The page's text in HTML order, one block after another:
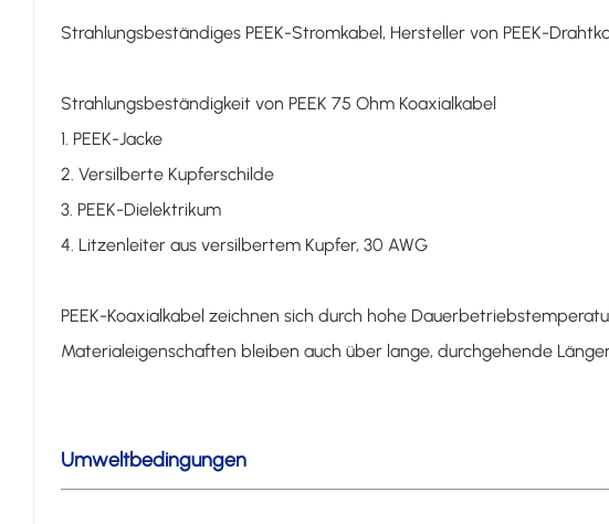
Strahlungsbeständiges PEEK-Stromkabel, Hersteller von PEEK-
Strahlungsbeständigkeit von PEEK 75 Ohm Koaxialkabel
1. PEEK-Jacke
2. Versilberte Kupferschilde
3. PEEK-Dielektrikum
4. Litzenleiter aus versilbertem Kupfer, 30 AWG
PEEK-Koaxialkabel zeichnen sich durch hohe
Materialeigenschaften bleiben auch über lange, durchgehende
Umweltbedingungen